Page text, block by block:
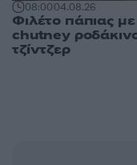
08:0004.08.26
Φιλέτο πάπιας με
chutney
τζίντζερ